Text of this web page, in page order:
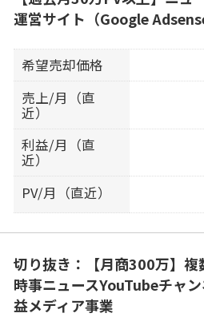
運営サイト（Google
希望売却価格
売上/月（直
近）
利益/月（直
近）
PV/月（直近）
切り抜き：【月商300万】複
時事ニュースYouTubeチャ
益メディア事業